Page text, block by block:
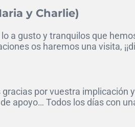
y Charlie)
a gusto y tranquilos que
os haremos una visita,
por vuestra
apoyo… Todos los días con